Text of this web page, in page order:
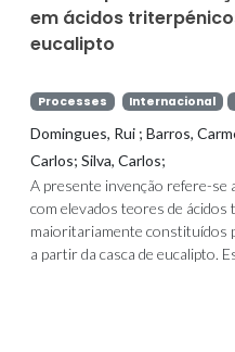
em ácidos
eucalipto
Processes Internacional
Domingues, Rui ; Barros,
Carlos; Silva, Carlos;
A presente invenção refere-se
com elevados teores de ácidos
maioritariamente constituídos
a partir da casca de eucalipto.